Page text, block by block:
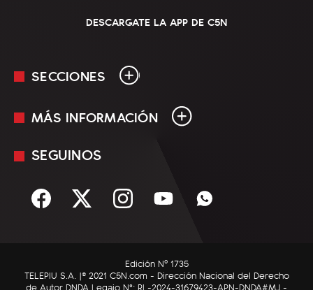
DESCARGATE LA APP DE C5N
SECCIONES
En Vivo
Sociedad
C5N Autos
MÁS INFORMACIÓN
Mediakit
Términos y condiciones
SEGUINOS
Edición Nº 1735
TELEPIU S.A. |© 2021 C5N.com - Dirección Nacional del Derecho
de Autor DNDA Legajo N°: RL-2024-31679423-APN-DNDA#MJ -